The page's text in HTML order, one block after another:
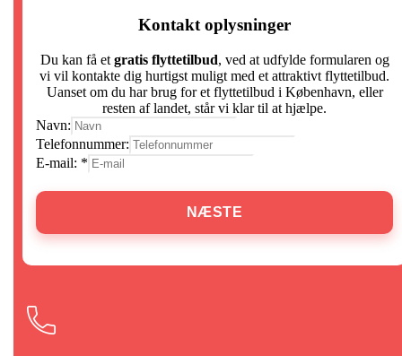
Kontakt oplysninger
Du kan få et gratis flyttetilbud, ved at udfylde formularen og
vi vil kontakte dig hurtigst muligt med et attraktivt flyttetilbud.
Uanset om du har brug for et flyttetilbud i København, eller
resten af landet, står vi klar til at hjælpe.
Navn:
Telefonnummer:
E-mail: *
NÆSTE